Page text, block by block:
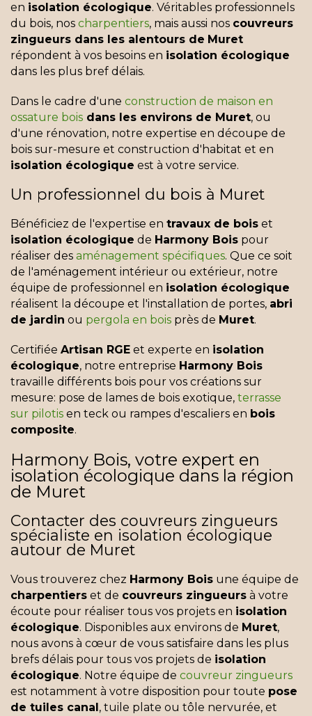
en isolation écologique. Véritables professionnels
du bois, nos charpentiers, mais aussi nos couvreurs
zingueurs dans les alentours de Muret
répondent à vos besoins en isolation écologique
dans les plus bref délais.
Dans le cadre d'une construction de maison en
ossature bois dans les environs de Muret, ou
d'une rénovation, notre expertise en découpe de
bois sur-mesure et construction d'habitat et en
isolation écologique est à votre service.
Un professionnel du bois à Muret
Bénéficiez de l'expertise en travaux de bois et
isolation écologique de Harmony Bois pour
réaliser des aménagement spécifiques. Que ce soit
de l'aménagement intérieur ou extérieur, notre
équipe de professionnel en isolation écologique
réalisent la découpe et l'installation de portes, abri
de jardin ou pergola en bois près de Muret.
Certifiée Artisan RGE et experte en isolation
écologique, notre entreprise Harmony Bois
travaille différents bois pour vos créations sur
mesure: pose de lames de bois exotique, terrasse
sur pilotis en teck ou rampes d'escaliers en bois
composite.
Harmony Bois, votre expert en
isolation écologique dans la région
de Muret
Contacter des couvreurs zingueurs
spécialiste en isolation écologique
autour de Muret
Vous trouverez chez Harmony Bois une équipe de
charpentiers et de couvreurs zingueurs à votre
écoute pour réaliser tous vos projets en isolation
écologique. Disponibles aux environs de Muret,
nous avons à cœur de vous satisfaire dans les plus
brefs délais pour tous vos projets de isolation
écologique. Notre équipe de couvreur zingueurs
est notamment à votre disposition pour toute pose
de tuiles canal , tuile plate ou tôle nervurée, et